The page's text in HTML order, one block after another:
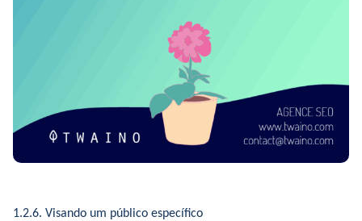
1.2.6. Visando um público específico